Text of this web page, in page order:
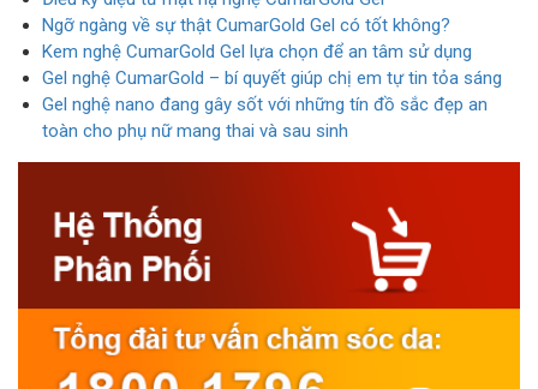
Ngỡ ngàng về sự thật CumarGold Gel có tốt không?
Kem nghệ CumarGold Gel lựa chọn để an tâm sử dụng
Gel nghệ CumarGold – bí quyết giúp chị em tự tin tỏa sáng
Gel nghệ nano đang gây sốt với những tín đồ sắc đẹp an
toàn cho phụ nữ mang thai và sau sinh